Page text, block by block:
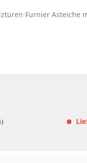
Furnier Asteiche